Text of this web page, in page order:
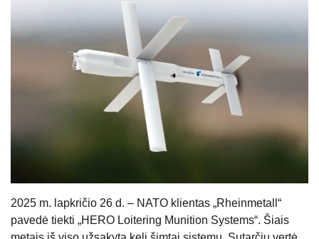
2025 m. lapkričio 26 d. – NATO klientas „Rheinmetall“
pavedė tiekti „HERO Loitering Munition Systems“. Šiais